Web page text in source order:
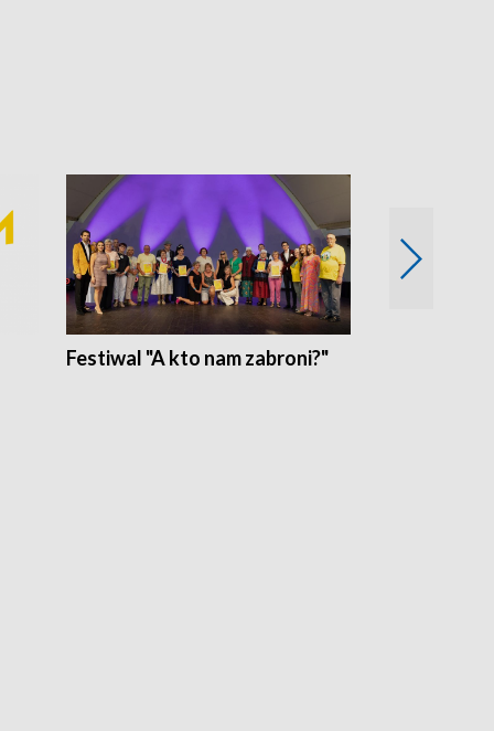
Festiwal "A kto nam zabroni?"